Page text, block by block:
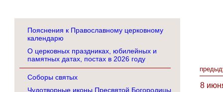
Пояснения к Православному церковному
календарю
О церковных праздниках, юбилейных и
памятных датах, постах в 2026 году
Соборы святых
Чудотворные иконы Пресвятой Богородицы
8